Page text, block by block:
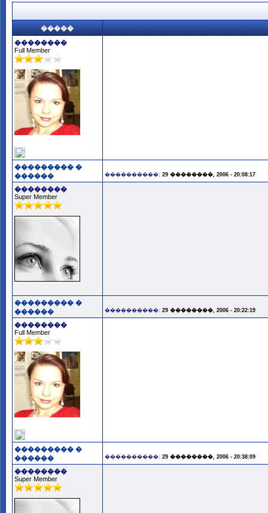
�����
��������
Full Member
��������� �
������
����������: 29 ��������, 2006 - 20:08:17
��������
Super Member
��������� �
������
����������: 29 ��������, 2006 - 20:22:19
��������
Full Member
��������� �
������
����������: 29 ��������, 2006 - 20:38:09
��������
Super Member